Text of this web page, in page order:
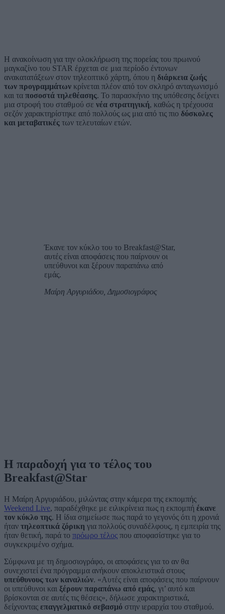
Η ανακοίνωση για την ολοκλήρωση της πορείας του πρωινού
μαγκαζίνο του STAR έρχεται σε μια περίοδο έντονων
ανακατατάξεων στον τηλεοπτικό χάρτη, όπου η διάρκεια ζωής
των προγραμμάτων κρίνεται πλέον από τον σκληρό ανταγωνισμό
και τα ποσοστά τηλεθέασης. Το παρασκήνιο της υπόθεσης δείχνει
μια στροφή του σταθμού σε νέα στρατηγική, καθώς η τρέχουσα
σεζόν χαρακτηρίστηκε από πολλούς ως μια από τις πιο δύσκολες
και μεταβατικές των τελευταίων ετών.
Έκανε τον κύκλο του το Breakfast@Star,
αυτές είναι αποφάσεις που παίρνουν οι
υπεύθυνοι και ξέρουν παραπάνω από
εμάς.
Μαίρη Αργυριάδου, Δημοσιογράφος
Η παραδοχή για το τέλος του
Breakfast@Star
Η Μαίρη Αργυριάδου, μιλώντας στην κάμερα της εκπομπής
Weekend Live, παραδέχθηκε με ειλικρίνεια πως η εκπομπή έκανε
τον κύκλο της. Η ίδια σημείωσε πως παρά το γεγονός ότι η χρονιά
ήταν τηλεοπτικά ζόρικη για πολλούς συναδέλφους, η εμπειρία της
ήταν θετική, παρά το πρόωρο τέλος που αποφασίστηκε για το
συγκεκριμένο σχήμα.
Σύμφωνα με τη δημοσιογράφο, οι αποφάσεις για το αν θα
συνεχιστεί ένα πρόγραμμα ανήκουν αποκλειστικά στους
υπεύθυνους των καναλιών. «Αυτές είναι αποφάσεις που παίρνουν
οι υπεύθυνοι και ξέρουν παραπάνω από εμάς, γι’ αυτό και
βρίσκονται σε αυτές τις θέσεις», δήλωσε χαρακτηριστικά,
δείχνοντας επαγγελματικό σεβασμό στην ιεραρχία του σταθμού.